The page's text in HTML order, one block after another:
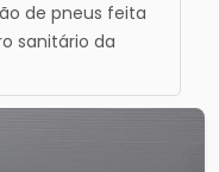
de pneus feita
sanitário da